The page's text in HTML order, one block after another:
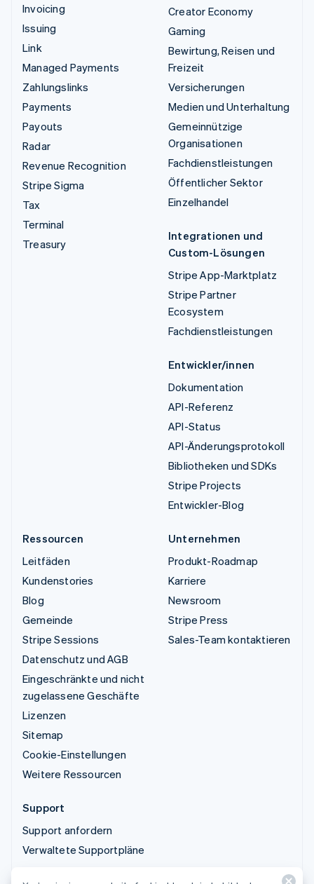
Invoicing
Issuing
Link
Managed Payments
Zahlungslinks
Payments
Payouts
Radar
Revenue Recognition
Stripe Sigma
Tax
Terminal
Treasury
Creator Economy
Gaming
Bewirtung, Reisen und
Freizeit
Versicherungen
Medien und Unterhaltung
Gemeinnützige
Organisationen
Fachdienstleistungen
Öffentlicher Sektor
Einzelhandel
Integrationen und
Custom-Lösungen
Stripe App-Marktplatz
Stripe Partner
Ecosystem
Fachdienstleistungen
Entwickler/innen
Dokumentation
API-Referenz
API-Status
API-Änderungsprotokoll
Bibliotheken und SDKs
Stripe Projects
Entwickler-Blog
Ressourcen
Leitfäden
Kundenstories
Blog
Gemeinde
Stripe Sessions
Datenschutz und AGB
Eingeschränkte und nicht
zugelassene Geschäfte
Lizenzen
Sitemap
Cookie-Einstellungen
Weitere Ressourcen
Unternehmen
Produkt-Roadmap
Karriere
Newsroom
Stripe Press
Sales-Team kontaktieren
Support
Support anfordern
Verwaltete Supportpläne